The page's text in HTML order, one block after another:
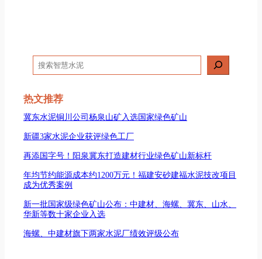
搜
索
热文推荐
冀东水泥铜川公司杨泉山矿入选国家绿色矿山
新疆3家水泥企业获评绿色工厂
再添国字号！阳泉冀东打造建材行业绿色矿山新标杆
年均节约能源成本约1200万元！福建安砂建福水泥技改项目
成为优秀案例
新一批国家级绿色矿山公布：中建材、海螺、冀东、山水、
华新等数十家企业入选
海螺、中建材旗下两家水泥厂绩效评级公布